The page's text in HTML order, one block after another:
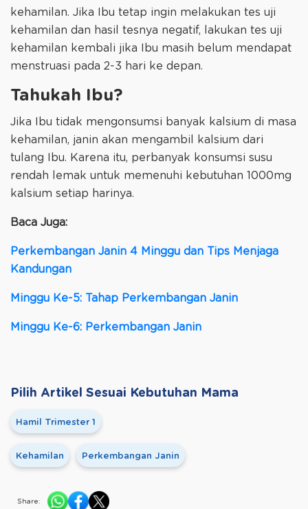
kehamilan. Jika Ibu tetap ingin melakukan tes uji
kehamilan dan hasil tesnya negatif, lakukan tes uji
kehamilan kembali jika Ibu masih belum mendapat
menstruasi pada 2-3 hari ke depan.
Tahukah Ibu?
Jika Ibu tidak mengonsumsi banyak kalsium di masa
kehamilan, janin akan mengambil kalsium dari
tulang Ibu. Karena itu, perbanyak konsumsi susu
rendah lemak untuk memenuhi kebutuhan 1000mg
kalsium setiap harinya.
Baca Juga:
Perkembangan Janin 4 Minggu dan Tips Menjaga
Kandungan
Minggu Ke-5: Tahap Perkembangan Janin
Minggu Ke-6: Perkembangan Janin
Pilih Artikel Sesuai Kebutuhan Mama
Hamil Trimester 1
Kehamilan Perkembangan Janin
Share: